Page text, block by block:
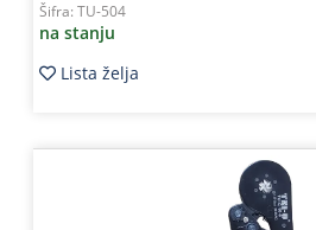
Šifra: TU-504
na stanju
Lista želja